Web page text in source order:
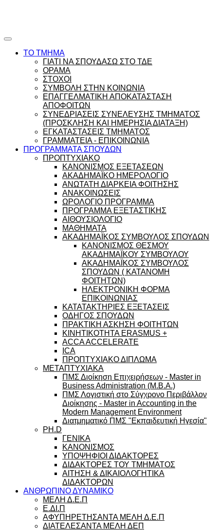
ΤΟ ΤΜΗΜΑ
ΓΙΑΤΙ ΝΑ ΣΠΟΥΔΑΣΩ ΣΤΟ ΤΔΕ
ΟΡΑΜΑ
ΣΤΟΧΟΙ
ΣΥΜΒΟΛΗ ΣΤΗΝ ΚΟΙΝΩΝΙΑ
ΕΠΑΓΓΕΛΜΑΤΙΚΗ ΑΠΟΚΑΤΑΣΤΑΣΗ
ΑΠΟΦΟΙΤΩΝ
ΣΥΝΕΔΡΙΑΣΕΙΣ ΣΥΝΕΛΕΥΣΗΣ ΤΜΗΜΑΤΟΣ
(ΠΡΟΣΚΛΗΣΗ ΚΑΙ ΗΜΕΡΗΣΙΑ ΔΙΑΤΑΞΗ)
ΕΓΚΑΤΑΣΤΑΣΕΙΣ ΤΜΗΜΑΤΟΣ
ΓΡΑΜΜΑΤΕΙΑ - ΕΠΙΚΟΙΝΩΝΙΑ
ΠΡΟΓΡΑΜΜΑΤΑ ΣΠΟΥΔΩΝ
ΠΡΟΠΤΥΧΙΑΚΟ
ΚΑΝΟΝΙΣΜΟΣ ΕΞΕΤΑΣΕΩΝ
ΑΚΑΔΗΜΑΪΚΟ ΗΜΕΡΟΛΟΓΙΟ
ΑΝΩΤΑΤΗ ΔΙΑΡΚΕΙΑ ΦΟΙΤΗΣΗΣ
ΑΝΑΚΟΙΝΩΣΕΙΣ
ΩΡΟΛΟΓΙΟ ΠΡΟΓΡΑΜΜΑ
ΠΡΟΓΡΑΜΜΑ ΕΞΕΤΑΣΤΙΚΗΣ
ΑΙΘΟΥΣΙΟΛΟΓΙΟ
ΜΑΘΗΜΑΤΑ
ΑΚΑΔΗΜΑΪΚΟΣ ΣΥΜΒΟΥΛΟΣ ΣΠΟΥΔΩΝ
ΚΑΝΟΝΙΣΜΟΣ ΘΕΣΜΟΥ
ΑΚΑΔΗΜΑΪΚΟΥ ΣΥΜΒΟΥΛΟΥ
ΑΚΑΔΗΜΑΪΚΟΣ ΣΥΜΒΟΥΛΟΣ
ΣΠΟΥΔΩΝ ( ΚΑΤΑΝΟΜΗ
ΦΟΙΤΗΤΩΝ)
ΗΛΕΚΤΡΟΝΙΚΗ ΦΟΡΜΑ
ΕΠΙΚΟΙΝΩΝΙΑΣ
ΚΑΤΑΤΑΚΤΗΡΙΕΣ ΕΞΕΤΑΣΕΙΣ
ΟΔΗΓΟΣ ΣΠΟΥΔΩΝ
ΠΡΑΚΤΙΚΗ ΑΣΚΗΣΗ ΦΟΙΤΗΤΩΝ
ΚΙΝΗΤΙΚΟΤΗΤΑ ERASMUS +
ACCA ACCELERATE
ICA
ΠΡΟΠΤΥΧΙΑΚΟ ΔΙΠΛΩΜΑ
ΜΕΤΑΠΤΥΧΙΑΚΑ
ΠΜΣ Διοίκηση Επιχειρήσεων - Master in
Business Administration (M.B.A.)
ΠΜΣ Λογιστική στο Σύγχρονο Περιβάλλον
Διοίκησης - Master in Accounting in the
Modern Management Environment
Διατμηματικό ΠΜΣ "Εκπαιδευτική Ηγεσία"
PH.D
ΓΕΝΙΚΑ
ΚΑΝΟΝΙΣΜΟΣ
ΥΠΟΨΗΦΙΟΙ ΔΙΔΑΚΤΟΡΕΣ
ΔΙΔΑΚΤΟΡΕΣ ΤΟΥ ΤΜΗΜΑΤΟΣ
ΑΙΤΗΣΗ & ΔΙΚΑΙΟΛΟΓΗΤΙΚΑ
ΔΙΔΑΚΤΟΡΩΝ
ΑΝΘΡΩΠΙΝΟ ΔΥΝΑΜΙΚΟ
ΜΕΛΗ Δ.Ε.Π
Ε.ΔΙ.Π
ΑΦΥΠΗΡΕΤΗΣΑΝΤΑ ΜΕΛΗ Δ.Ε.Π
ΔΙΑΤΕΛΕΣΑΝΤΑ ΜΕΛΗ ΔΕΠ